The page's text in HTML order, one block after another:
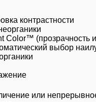
контрастности
Color™ (прозрачность
выбор
или